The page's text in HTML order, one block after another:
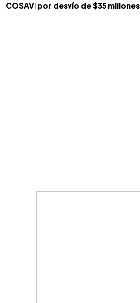
COSAVI por desvío de $35 millones